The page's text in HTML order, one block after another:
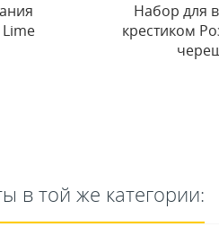
Набор для
крестиком
18x24
в той же категории: